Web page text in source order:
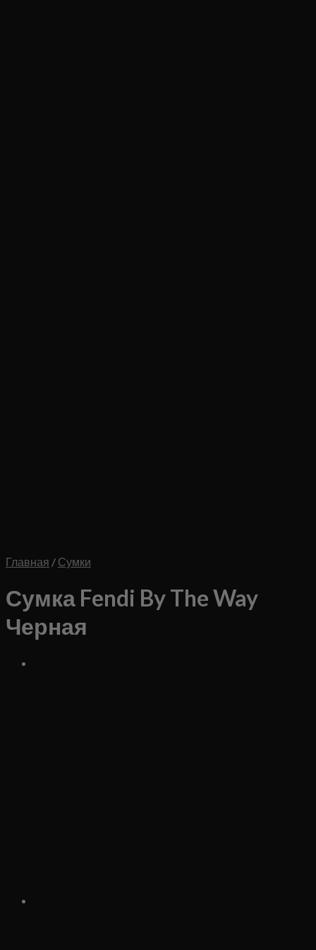
Главная / Сумки
Сумка Fendi By The Way
Черная